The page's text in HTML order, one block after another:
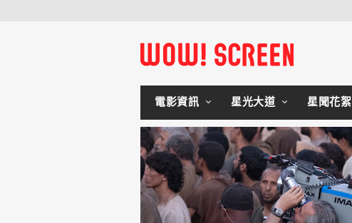
電影資訊 星光大道 星聞花絮